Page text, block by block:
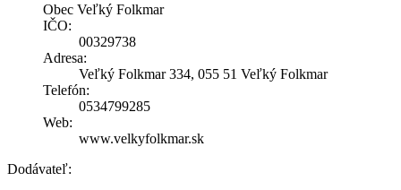
Obec Veľký Folkmar
IČO:
00329738
Adresa:
Veľký Folkmar 334, 055 51 Veľký Folkmar
Telefón:
0534799285
Web:
www.velkyfolkmar.sk
Dodávateľ: